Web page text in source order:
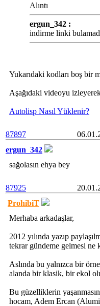
Alıntı
ergun_342 :
indirme linki
Yukarıdaki kodları boş bir
Aşağıdaki videoyu
Autolisp Nasıl Yüklenir?
87897
ergun_342
sağolasın ehya bey
87925
ProhibiT
Merhaba arkadaşlar,
2012 yılında yazıp
tekrar gündeme gelmesi
Aslında bu yalnızca bir
alanda bir klasik, bir ekol
Bu güzelliklerin
hocam, Adem Ercan